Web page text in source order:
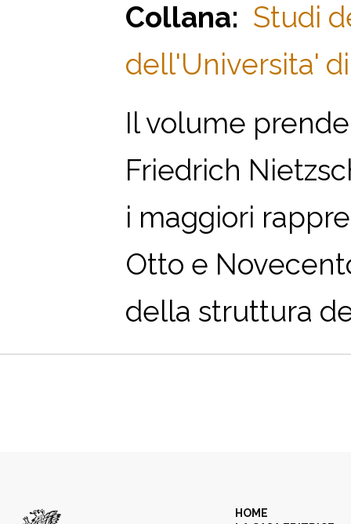
Collana: Studi
dell'Universita' di
Il volume
Friedrich
i maggiori
Otto e
della struttura
HOME